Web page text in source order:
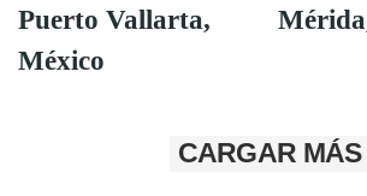
Puerto Vallarta,
México
CARGAR MÁS